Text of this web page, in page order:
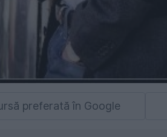
preferată în Google